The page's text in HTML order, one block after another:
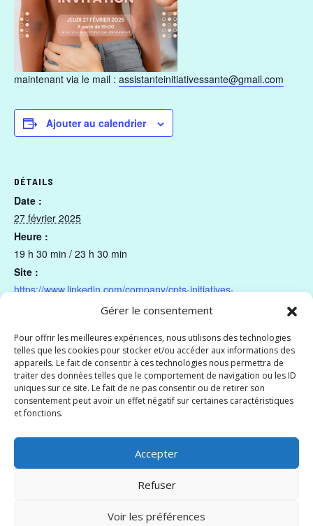
Gérer le consentement
Pour offrir les meilleures expériences, nous utilisons des technologies
telles que les cookies pour stocker et/ou accéder aux informations des
appareils. Le fait de consentir à ces technologies nous permettra de
traiter des données telles que le comportement de navigation ou les ID
uniques sur ce site. Le fait de ne pas consentir ou de retirer son
consentement peut avoir un effet négatif sur certaines caractéristiques
et fonctions.
Accepter
Refuser
Voir les préférences
maintenant via le mail : assistanteinitiativessante@gmail.com
Ajouter au calendrier
DÉTAILS
Date :
27 février 2025
Heure :
19 h 30 min / 23 h 30 min
Site :
https://www.linkedin.com/company/cpts-initiatives-
CPTS Pays d’Arles :
conférence / débat
CPTS de Hyères et les îles d’or :
journée de l’obésité
Mentions légales & CGU